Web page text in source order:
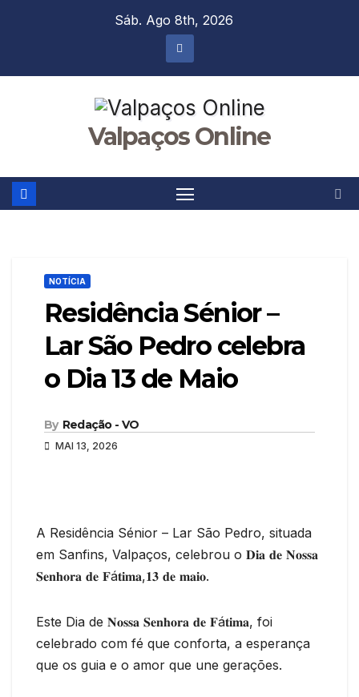
Sáb. Ago 8th, 2026
Valpaços Online
NOTÍCIA
Residência Sénior –
Lar São Pedro celebra
o Dia 13 de Maio
By Redação - VO
MAI 13, 2026
A Residência Sénior – Lar São Pedro, situada
em Sanfins, Valpaços, celebrou o 𝐃𝐢𝐚 𝐝𝐞 𝐍𝐨𝐬𝐬𝐚
𝐒𝐞𝐧𝐡𝐨𝐫𝐚 𝐝𝐞 𝐅á𝐭𝐢𝐦𝐚,𝟏𝟑 𝐝𝐞 𝐦𝐚𝐢𝐨.
Este Dia de 𝐍𝐨𝐬𝐬𝐚 𝐒𝐞𝐧𝐡𝐨𝐫𝐚 𝐝𝐞 𝐅á𝐭𝐢𝐦𝐚, foi
celebrado com fé que conforta, a esperança
que os guia e o amor que une gerações.